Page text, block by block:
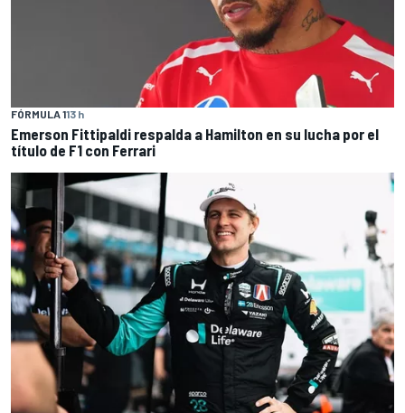
FÓRMULA 113 h
Emerson Fittipaldi respalda a Hamilton en su lucha por el
título de F1 con Ferrari